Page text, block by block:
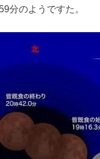
分のようですた。